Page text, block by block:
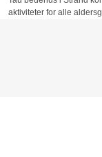
aktiviteter for alle